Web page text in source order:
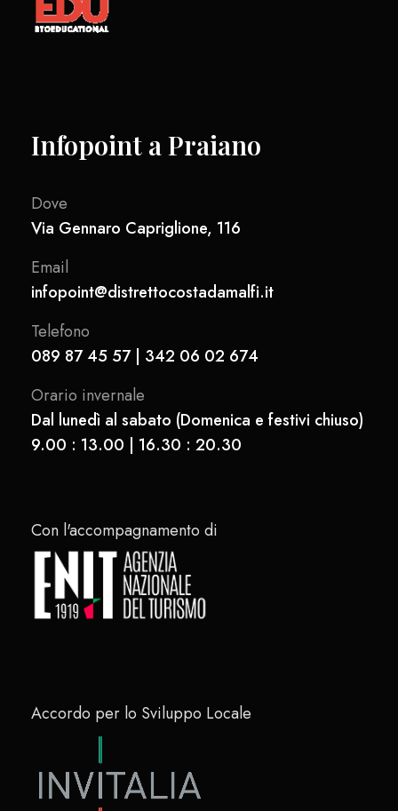
Infopoint a Praiano
Dove
Via Gennaro Capriglione, 116
Email
infopoint@distrettocostadamalfi.it
Telefono
089 87 45 57 | 342 06 02 674
Orario invernale
Dal lunedì al sabato (Domenica e festivi chiuso)
9.00 : 13.00 | 16.30 : 20.30
Con l'accompagnamento di
Accordo per lo Sviluppo Locale